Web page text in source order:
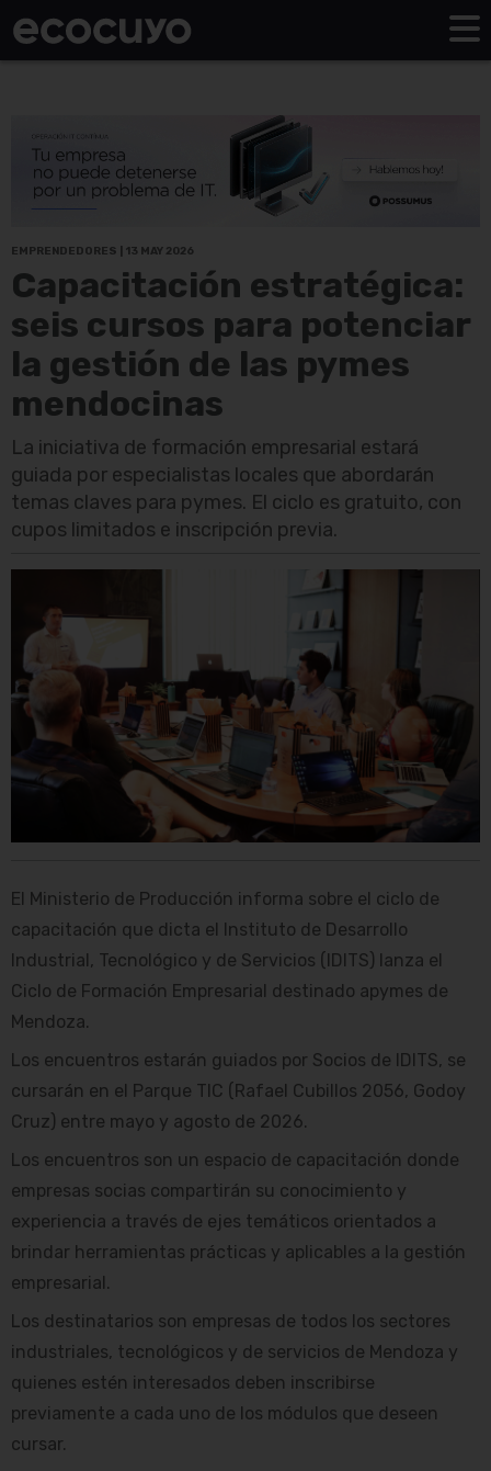
EMPRENDEDORES | 13 MAY 2026
Capacitación estratégica:
seis cursos para potenciar
la gestión de las pymes
mendocinas
La iniciativa de formación empresarial estará
guiada por especialistas locales que abordarán
temas claves para pymes. El ciclo es gratuito, con
cupos limitados e inscripción previa.
El Ministerio de Producción informa sobre el ciclo de
capacitación que dicta el Instituto de Desarrollo
Industrial, Tecnológico y de Servicios (IDITS) lanza el
Ciclo de Formación Empresarial destinado apymes de
Mendoza.
Los encuentros estarán guiados por Socios de IDITS, se
cursarán en el Parque TIC (Rafael Cubillos 2056, Godoy
Cruz) entre mayo y agosto de 2026.
Los encuentros son un espacio de capacitación donde
empresas socias compartirán su conocimiento y
experiencia a través de ejes temáticos orientados a
brindar herramientas prácticas y aplicables a la gestión
empresarial.
Los destinatarios son empresas de todos los sectores
industriales, tecnológicos y de servicios de Mendoza y
quienes estén interesados deben inscribirse
previamente a cada uno de los módulos que deseen
cursar.